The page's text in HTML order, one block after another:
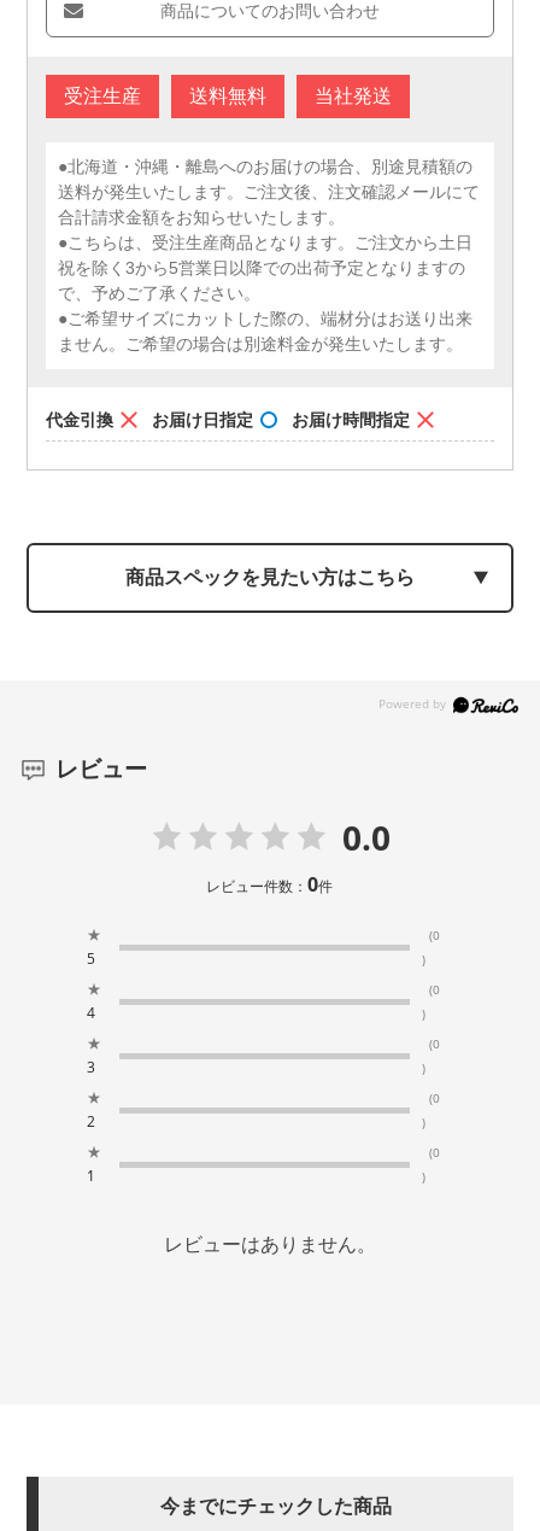
商品についてのお問い合わせ
受注生産 送料無料 当社発送
●北海道・沖縄・離島へのお届けの場合、別途見積額の
送料が発生いたします。ご注文後、注文確認メールにて
合計請求金額をお知らせいたします。
●こちらは、受注生産商品となります。ご注文から土日
祝を除く3から5営業日以降での出荷予定となりますの
で、予めご了承ください。
●ご希望サイズにカットした際の、端材分はお送り出来
ません。ご希望の場合は別途料金が発生いたします。
代金引換 お届け日指定 お届け時間指定
商品スペックを見たい方はこちら
レビュー
0.0
レビュー件数：0件
★
5
(0
)
★
4
(0
)
★
3
(0
)
★
2
(0
)
★
1
(0
)
レビューはありません。
今までにチェックした商品